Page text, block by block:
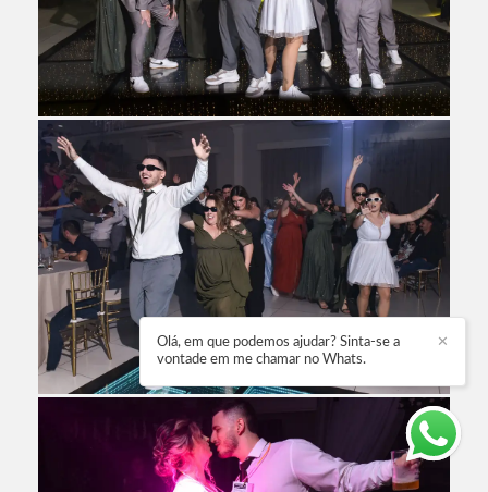
✕
Olá, em que podemos ajudar? Sinta-se a
vontade em me chamar no Whats.